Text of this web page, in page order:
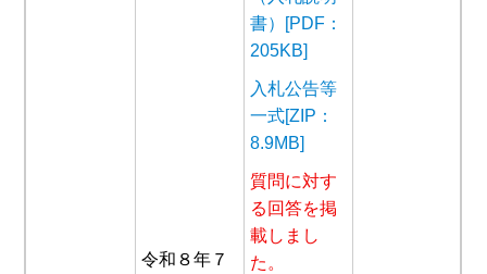
令和８年７
書）[PDF：
205KB]
入札公告等
一式[ZIP：
8.9MB]
質問に対す
る回答を掲
載しまし
た。